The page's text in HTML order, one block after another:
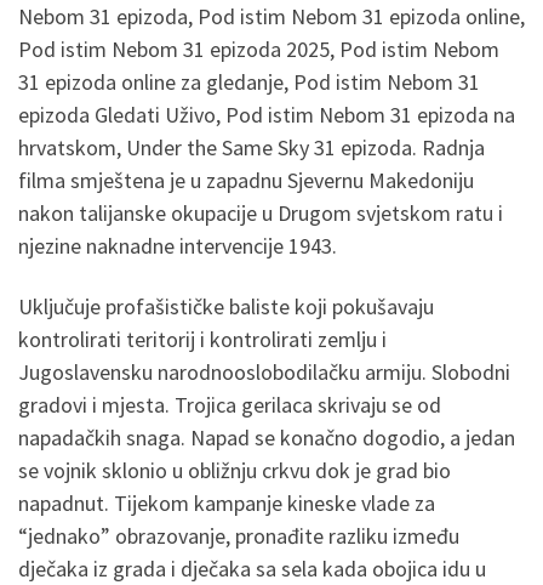
Nebom 31 epizoda, Pod istim Nebom 31 epizoda online,
Pod istim Nebom 31 epizoda 2025, Pod istim Nebom
31 epizoda online za gledanje, Pod istim Nebom 31
epizoda Gledati Uživo, Pod istim Nebom 31 epizoda na
hrvatskom, Under the Same Sky 31 epizoda. Radnja
filma smještena je u zapadnu Sjevernu Makedoniju
nakon talijanske okupacije u Drugom svjetskom ratu i
njezine naknadne intervencije 1943.
Uključuje profašističke baliste koji pokušavaju
kontrolirati teritorij i kontrolirati zemlju i
Jugoslavensku narodnooslobodilačku armiju. Slobodni
gradovi i mjesta. Trojica gerilaca skrivaju se od
napadačkih snaga. Napad se konačno dogodio, a jedan
se vojnik sklonio u obližnju crkvu dok je grad bio
napadnut. Tijekom kampanje kineske vlade za
“jednako” obrazovanje, pronađite razliku između
dječaka iz grada i dječaka sa sela kada obojica idu u